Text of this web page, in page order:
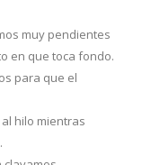
muy pendientes
en que toca fondo.
para que el
hilo mientras